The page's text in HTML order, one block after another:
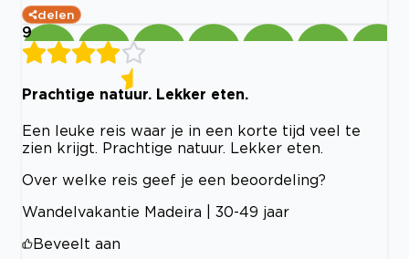
delen
9
Prachtige natuur. Lekker eten.
Een leuke reis waar je in een korte tijd veel te
zien krijgt. Prachtige natuur. Lekker eten.
Over welke reis geef je een beoordeling?
Wandelvakantie Madeira | 30-49 jaar
Beveelt aan